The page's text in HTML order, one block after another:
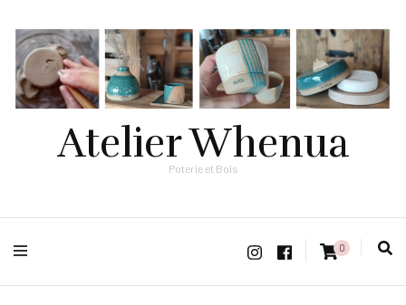
Atelier Whenua
Poterie et Bois
0